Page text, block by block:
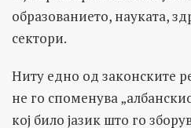
образованието, науката,
сектори.
Ниту едно од законските
не го споменува
кој било јазик што го